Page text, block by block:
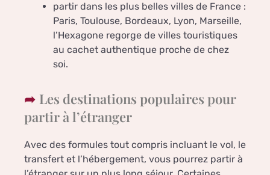
partir dans les plus belles villes de France :
Paris, Toulouse, Bordeaux, Lyon, Marseille,
l’Hexagone regorge de villes touristiques
au cachet authentique proche de chez
soi.
Les destinations populaires pour
partir à l’étranger
Avec des formules tout compris incluant le vol, le
transfert et l’hébergement, vous pourrez partir à